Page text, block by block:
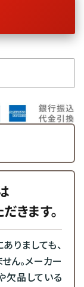
きます。
りましても、
ん。メーカー
欠品している